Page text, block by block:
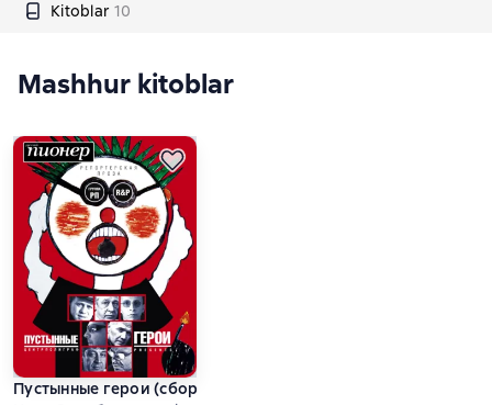
Kitoblar 10
Mashhur kitoblar
Пустынные герои (сборник)